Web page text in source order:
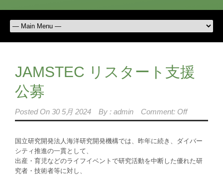
JAMSTEC リスタート支援
公募
Posted On 30 5月 2024 By : admin Comment: Off
国立研究開発法人海洋研究開発機構では、昨年に続き、ダイバー
シティ推進の一貫として、
出産・育児などのライフイベントで研究活動を中断した優れた研
究者・技術者等に対し、